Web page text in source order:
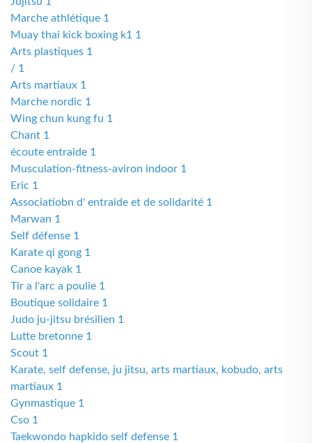
Marche athlétique 1
Muay thai kick boxing k1 1
Arts plastiques 1
/ 1
Arts martiaux 1
Marche nordic 1
Wing chun kung fu 1
Chant 1
écoute entraide 1
Musculation-fitness-aviron indoor 1
Eric 1
Associatiobn d' entraide et de solidarité 1
Marwan 1
Self défense 1
Karate qi gong 1
Canoe kayak 1
Tir a l'arc a poulie 1
Boutique solidaire 1
Judo ju-jitsu brésilien 1
Lutte bretonne 1
Scout 1
Karate, self defense, ju jitsu, arts martiaux, kobudo, arts
martiaux 1
Gynmastique 1
Cso 1
Taekwondo hapkido self defense 1